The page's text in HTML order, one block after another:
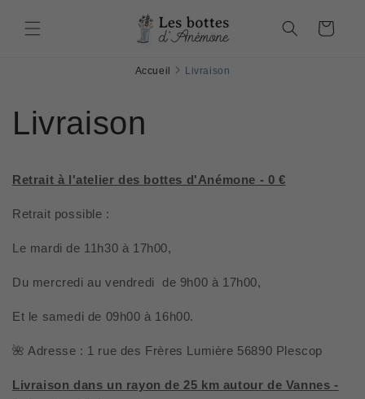
au
Panier
Accueil Livraison
Livraison
Retrait à l'atelier des bottes d'Anémone - 0 €
Retrait possible :
Le mardi de 11h30 à 17h00,
Du mercredi au vendredi de 9h00 à 17h00,
Et le samedi de 09h00 à 16h00.
🌺 Adresse : 1 rue des Frères Lumière 56890 Plescop
Livraison dans un rayon de 25 km autour de Vannes -